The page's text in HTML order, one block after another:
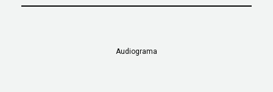
Audiograma